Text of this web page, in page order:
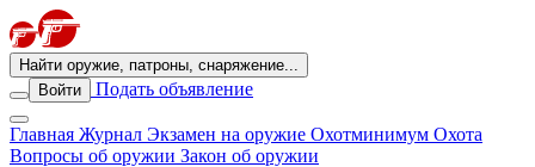
Найти оружие, патроны, снаряжение...
Войти
Подать объявление
Главная Журнал Экзамен на оружие Охотминимум Охота
Вопросы об оружии Закон об оружии